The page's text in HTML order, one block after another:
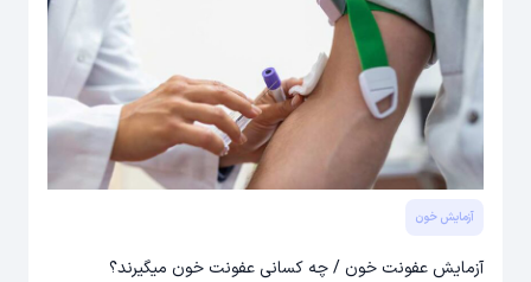
آزمایش خون
آزمایش عفونت خون / چه کسانی عفونت خون میگیرند؟